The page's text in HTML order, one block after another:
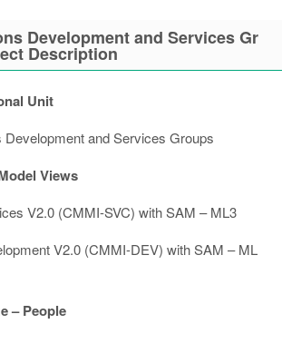
Development and Services Gr
Description
Unit
Development and Services Groups
Views
V2.0 (CMMI-SVC) with SAM – ML3
V2.0 (CMMI-DEV) with SAM – ML
– People